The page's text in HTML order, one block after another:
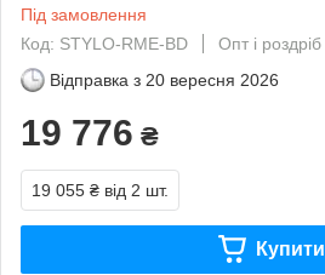
Під замовлення
Код: STYLO-RME-BD
Опт і роздріб
Відправка з 20 вересня 2026
19 776 ₴
19 055 ₴ від 2 шт.
Купити